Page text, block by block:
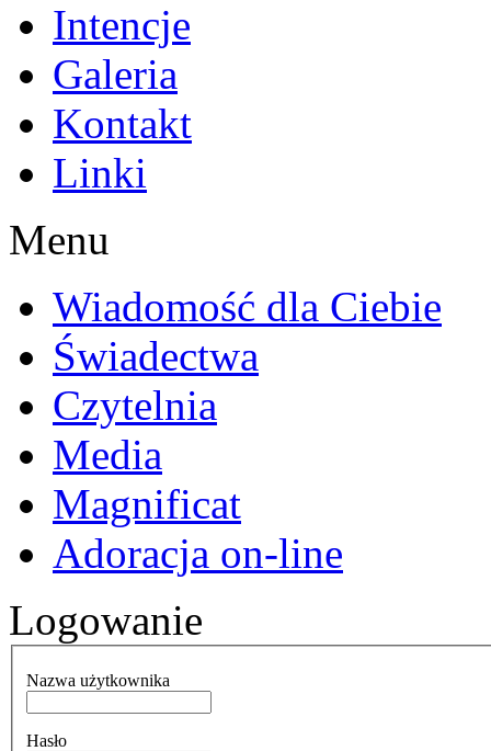
Intencje
Galeria
Kontakt
Linki
Menu
Wiadomość dla Ciebie
Świadectwa
Czytelnia
Media
Magnificat
Adoracja on-line
Logowanie
Nazwa użytkownika
Hasło